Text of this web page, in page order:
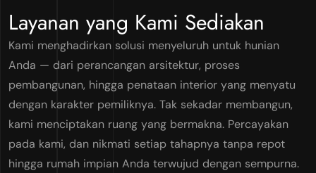
Layanan yang Kami Sediakan
Kami menghadirkan solusi menyeluruh untuk hunian
Anda — dari perancangan arsitektur, proses
pembangunan, hingga penataan interior yang menyatu
dengan karakter pemiliknya. Tak sekadar membangun,
kami menciptakan ruang yang bermakna. Percayakan
pada kami, dan nikmati setiap tahapnya tanpa repot
hingga rumah impian Anda terwujud dengan sempurna.